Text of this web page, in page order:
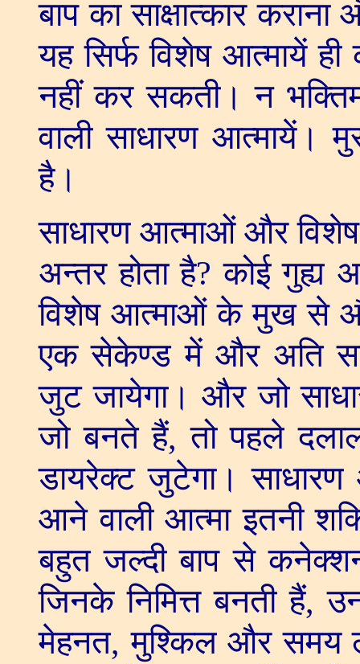
बाप का साक्षात्कार कराना
यह सिर्फ विशेष आत्मायें
नहीं कर सकती। न
वाली साधारण आत्मायें।
है।
साधारण आत्माओं और
अन्तर होता है?कोई गुह्य
विशेष आत्माओं के मुख से
एक सेकेण्ड में और अति
जुट जायेगा। और जो
जो बनते हैं,तो पहले
डायरेक्ट जुटेगा।
आने वाली आत्मा इतनी
बहुत जल्दी बाप से
जिनके निमित्त बनती हैं,
मेहनत,मुश्किल और समय